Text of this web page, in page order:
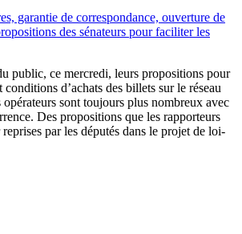
garantie de correspondance, ouverture de
des sénateurs pour faciliter les
public, ce mercredi, leurs propositions pour
d’achats des billets sur le réseau
opérateurs sont toujours plus nombreux avec
Des propositions que les rapporteurs
par les députés dans le projet de loi-